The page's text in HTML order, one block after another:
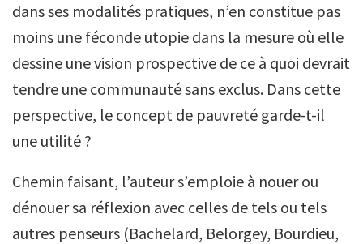
dans ses modalités pratiques, n’en constitue pas
moins une féconde utopie dans la mesure où elle
dessine une vision prospective de ce à quoi devrait
tendre une communauté sans exclus. Dans cette
perspective, le concept de pauvreté garde-t-il
une utilité ?
Chemin faisant, l’auteur s’emploie à nouer ou
dénouer sa réflexion avec celles de tels ou tels
autres penseurs (Bachelard, Belorgey, Bourdieu,